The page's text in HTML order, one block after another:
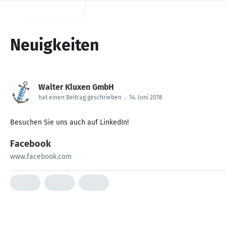
Neuigkeiten
Walter Kluxen GmbH
hat einen Beitrag geschrieben . 14. Juni 2018
Besuchen Sie uns auch auf LinkedIn!
Facebook
www.facebook.com